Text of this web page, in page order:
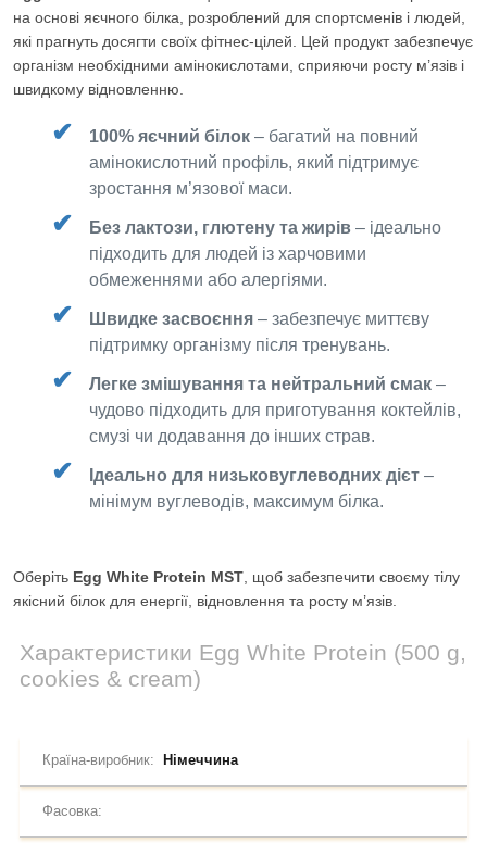
на основі яєчного білка, розроблений для спортсменів і людей,
які прагнуть досягти своїх фітнес-цілей. Цей продукт забезпечує
організм необхідними амінокислотами, сприяючи росту м’язів і
швидкому відновленню.
100% яєчний білок – багатий на повний
амінокислотний профіль, який підтримує
зростання м’язової маси.
Без лактози, глютену та жирів – ідеально
підходить для людей із харчовими
обмеженнями або алергіями.
Швидке засвоєння – забезпечує миттєву
підтримку організму після тренувань.
Легке змішування та нейтральний смак –
чудово підходить для приготування коктейлів,
смузі чи додавання до інших страв.
Ідеально для низьковуглеводних дієт –
мінімум вуглеводів, максимум білка.
Оберіть Egg White Protein MST, щоб забезпечити своєму тілу
якісний білок для енергії, відновлення та росту м’язів.
Характеристики Egg White Protein (500 g,
cookies & cream)
Країна-виробник: Німеччина
Фасовка: